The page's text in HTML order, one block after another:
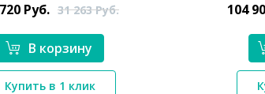
*}
Руб. 31 263Руб.
В корзину
Купить в 1 клик
104